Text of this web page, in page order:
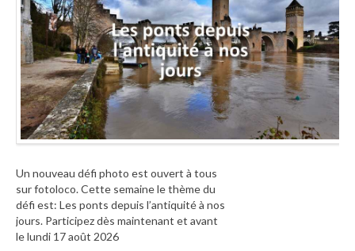
Un nouveau défi photo est ouvert à tous
sur fotoloco. Cette semaine le thème du
défi est: Les ponts depuis l’antiquité à nos
jours. Participez dès maintenant et avant
le lundi 17 août 2026